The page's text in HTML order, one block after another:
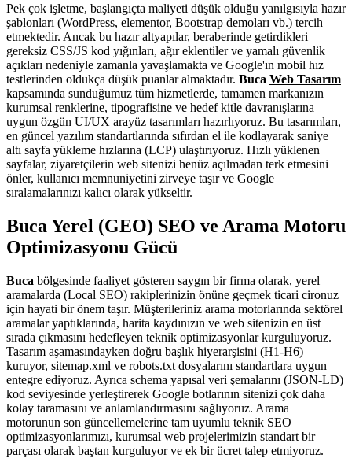
Pek çok işletme, başlangıçta maliyeti düşük olduğu yanılgısıyla hazır
şablonları (WordPress, elementor, Bootstrap demoları vb.) tercih
etmektedir. Ancak bu hazır altyapılar, beraberinde getirdikleri
gereksiz CSS/JS kod yığınları, ağır eklentiler ve yamalı güvenlik
açıkları nedeniyle zamanla yavaşlamakta ve Google'ın mobil hız
testlerinden oldukça düşük puanlar almaktadır. Buca Web Tasarım
kapsamında sunduğumuz tüm hizmetlerde, tamamen markanızın
kurumsal renklerine, tipografisine ve hedef kitle davranışlarına
uygun özgün UI/UX arayüz tasarımları hazırlıyoruz. Bu tasarımları,
en güncel yazılım standartlarında sıfırdan el ile kodlayarak saniye
altı sayfa yükleme hızlarına (LCP) ulaştırıyoruz. Hızlı yüklenen
sayfalar, ziyaretçilerin web sitenizi henüz açılmadan terk etmesini
önler, kullanıcı memnuniyetini zirveye taşır ve Google
sıralamalarınızı kalıcı olarak yükseltir.
Buca Yerel (GEO) SEO ve Arama Motoru
Optimizasyonu Gücü
Buca bölgesinde faaliyet gösteren saygın bir firma olarak, yerel
aramalarda (Local SEO) rakiplerinizin önüne geçmek ticari cironuz
için hayati bir önem taşır. Müşterileriniz arama motorlarında sektörel
aramalar yaptıklarında, harita kaydınızın ve web sitenizin en üst
sırada çıkmasını hedefleyen teknik optimizasyonlar kurguluyoruz.
Tasarım aşamasındayken doğru başlık hiyerarşisini (H1-H6)
kuruyor, sitemap.xml ve robots.txt dosyalarını standartlara uygun
entegre ediyoruz. Ayrıca schema yapısal veri şemalarını (JSON-LD)
kod seviyesinde yerleştirerek Google botlarının sitenizi çok daha
kolay taramasını ve anlamlandırmasını sağlıyoruz. Arama
motorunun son güncellemelerine tam uyumlu teknik SEO
optimizasyonlarımızı, kurumsal web projelerimizin standart bir
parçası olarak baştan kurguluyor ve ek bir ücret talep etmiyoruz.